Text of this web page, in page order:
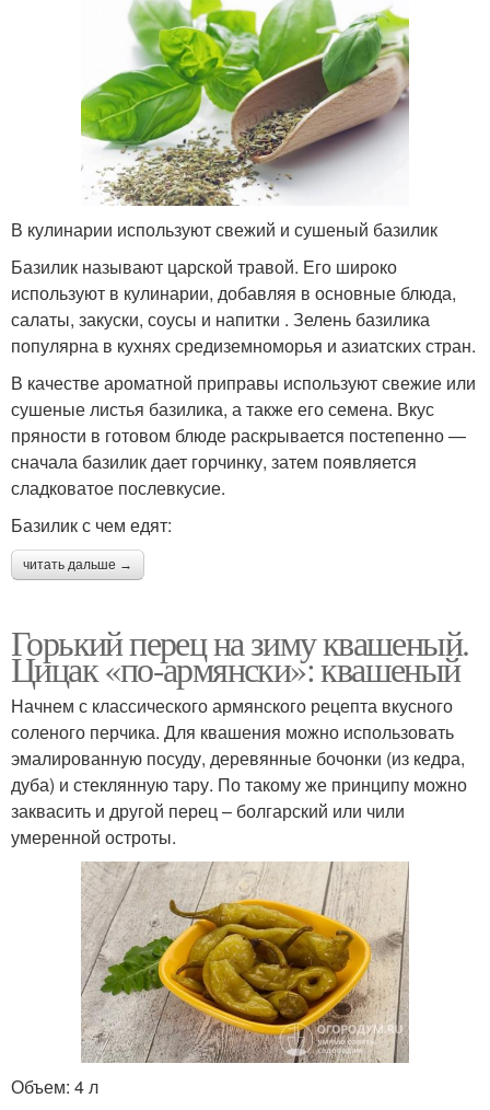
В кулинарии используют свежий и сушеный базилик
Базилик называют царской травой. Его широко
используют в кулинарии, добавляя в основные блюда,
салаты, закуски, соусы и напитки . Зелень базилика
популярна в кухнях средиземноморья и азиатских стран.
В качестве ароматной приправы используют свежие или
сушеные листья базилика, а также его семена. Вкус
пряности в готовом блюде раскрывается постепенно —
сначала базилик дает горчинку, затем появляется
сладковатое послевкусие.
Базилик с чем едят:
читать дальше →
Горький перец на зиму квашеный.
Цицак «по-армянски»: квашеный
Начнем с классического армянского рецепта вкусного
соленого перчика. Для квашения можно использовать
эмалированную посуду, деревянные бочонки (из кедра,
дуба) и стеклянную тару. По такому же принципу можно
заквасить и другой перец – болгарский или чили
умеренной остроты.
Объем: 4 л